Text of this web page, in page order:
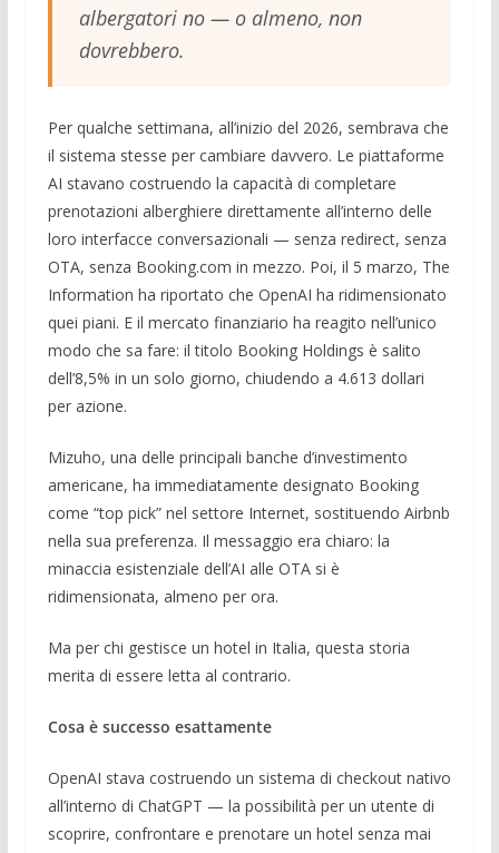
albergatori no — o almeno, non
dovrebbero.
Per qualche settimana, all’inizio del 2026, sembrava che
il sistema stesse per cambiare davvero. Le piattaforme
AI stavano costruendo la capacità di completare
prenotazioni alberghiere direttamente all’interno delle
loro interfacce conversazionali — senza redirect, senza
OTA, senza Booking.com in mezzo. Poi, il 5 marzo, The
Information ha riportato che OpenAI ha ridimensionato
quei piani. E il mercato finanziario ha reagito nell’unico
modo che sa fare: il titolo Booking Holdings è salito
dell’8,5% in un solo giorno, chiudendo a 4.613 dollari
per azione.
Mizuho, una delle principali banche d’investimento
americane, ha immediatamente designato Booking
come “top pick” nel settore Internet, sostituendo Airbnb
nella sua preferenza. Il messaggio era chiaro: la
minaccia esistenziale dell’AI alle OTA si è
ridimensionata, almeno per ora.
Ma per chi gestisce un hotel in Italia, questa storia
merita di essere letta al contrario.
Cosa è successo esattamente
OpenAI stava costruendo un sistema di checkout nativo
all’interno di ChatGPT — la possibilità per un utente di
scoprire, confrontare e prenotare un hotel senza mai